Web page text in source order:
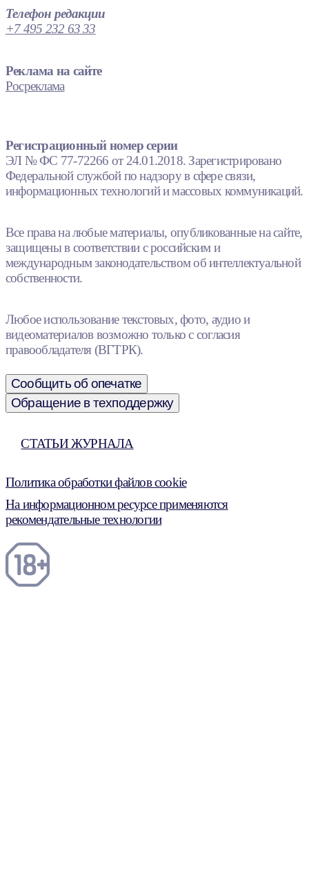
Телефон редакции
+7 495 232 63 33
Реклама на сайте
Росреклама
Регистрационный номер серии
ЭЛ № ФС 77-72266 от 24.01.2018. Зарегистрировано
Федеральной службой по надзору в сфере связи,
информационных технологий и массовых коммуникаций.
Все права на любые материалы, опубликованные на сайте,
защищены в соответствии с российским и
международным законодательством об интеллектуальной
собственности.
Любое использование текстовых, фото, аудио и
видеоматериалов возможно только с согласия
правообладателя (ВГТРК).
Сообщить об опечатке
Обращение в техподдержку
СТАТЬИ ЖУРНАЛА
Политика обработки файлов cookie
На информационном ресурсе применяются
рекомендательные технологии